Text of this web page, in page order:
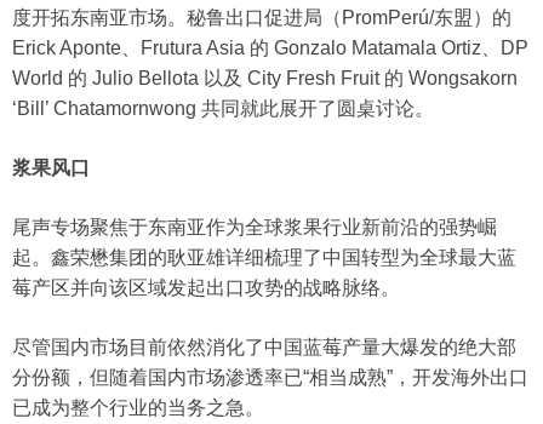
度开拓东南亚市场。秘鲁出口促进局（PromPerú/东盟）的
Erick Aponte、Frutura Asia 的 Gonzalo Matamala Ortiz、DP
World 的 Julio Bellota 以及 City Fresh Fruit 的 Wongsakorn
‘Bill’ Chatamornwong 共同就此展开了圆桌讨论。
浆果风口
尾声专场聚焦于东南亚作为全球浆果行业新前沿的强势崛
起。鑫荣懋集团的耿亚雄详细梳理了中国转型为全球最大蓝
莓产区并向该区域发起出口攻势的战略脉络。
尽管国内市场目前依然消化了中国蓝莓产量大爆发的绝大部
分份额，但随着国内市场渗透率已“相当成熟”，开发海外出口
已成为整个行业的当务之急。